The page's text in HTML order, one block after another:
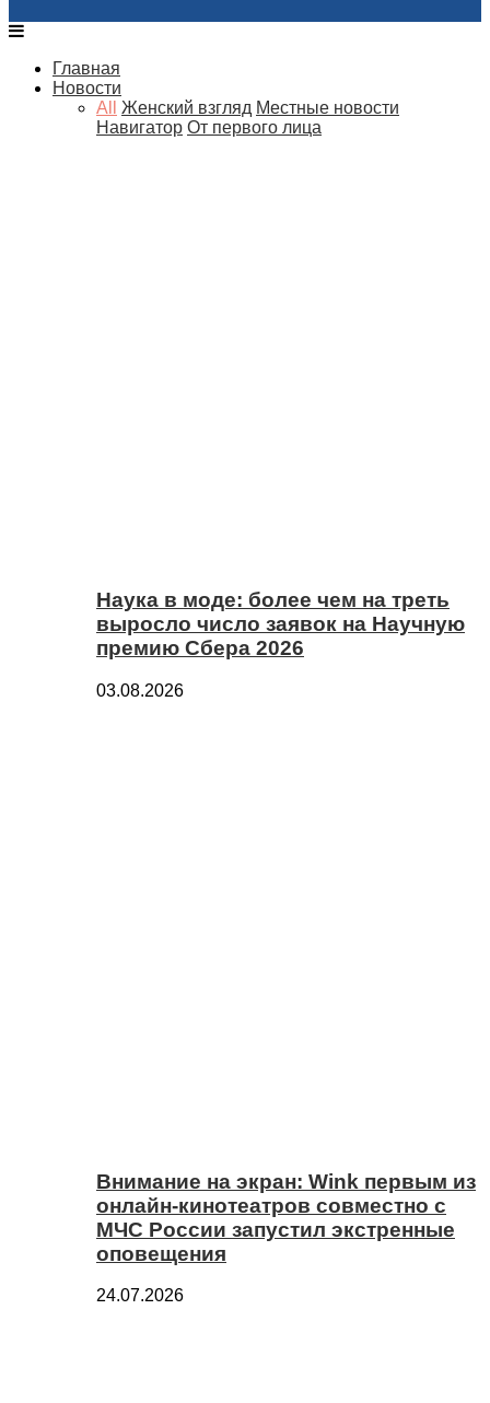
Главная
Новости
All
Женский взгляд Местные новости
Навигатор От первого лица
Наука в моде: более чем на треть
выросло число заявок на Научную
премию Сбера 2026
03.08.2026
Внимание на экран: Wink первым из
онлайн-кинотеатров совместно с
МЧС России запустил экстренные
оповещения
24.07.2026